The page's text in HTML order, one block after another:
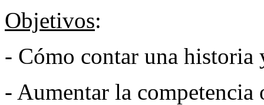
Objetivos:
- Cómo contar una historia
- Aumentar la